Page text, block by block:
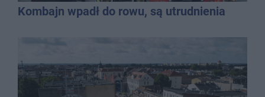
Kombajn wpadł do rowu, są utrudnienia